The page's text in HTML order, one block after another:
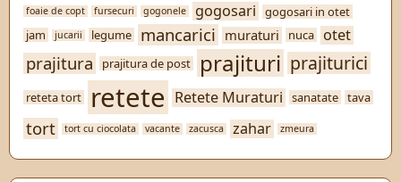
foaie de copt fursecuri gogonele gogosari
gogosari in otet
jam
jucarii legume mancarici muraturi nuca otet
prajitura prajitura de post prajituri prajiturici
reteta tort retete Retete Muraturi sanatate tava
tort tort cu ciocolata vacante zacusca zahar zmeura